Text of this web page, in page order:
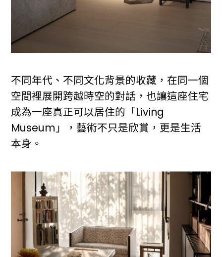
不同年代、不同文化背景的收藏，在同一個
空間裡展開跨越時空的對話，也讓這座住宅
成為一座真正可以居住的「Living
Museum」，藝術不只是欣賞，更是生活
本身。